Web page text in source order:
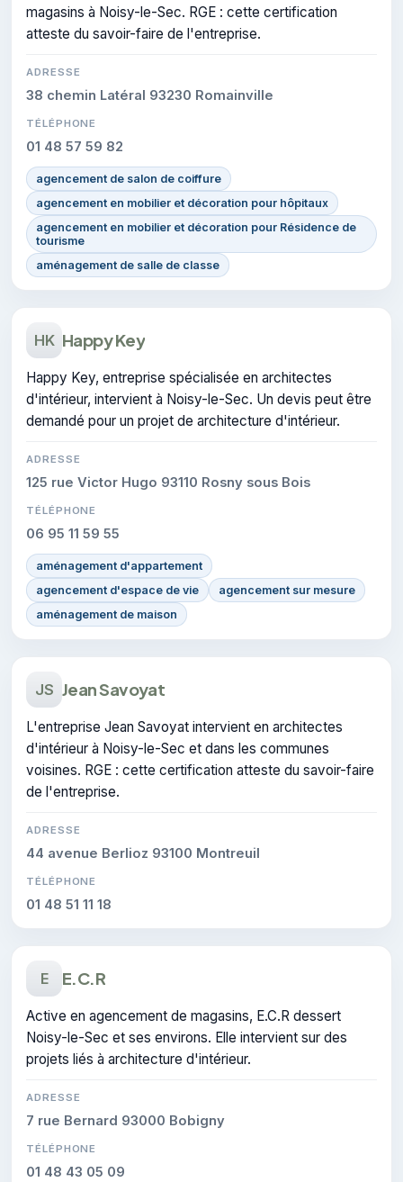
magasins à Noisy-le-Sec. RGE : cette certification
atteste du savoir-faire de l'entreprise.
ADRESSE
38 chemin Latéral 93230 Romainville
TÉLÉPHONE
01 48 57 59 82
agencement de salon de coiffure
agencement en mobilier et décoration pour hôpitaux
agencement en mobilier et décoration pour Résidence de
tourisme
aménagement de salle de classe
HK Happy Key
Happy Key, entreprise spécialisée en architectes
d'intérieur, intervient à Noisy-le-Sec. Un devis peut être
demandé pour un projet de architecture d'intérieur.
ADRESSE
125 rue Victor Hugo 93110 Rosny sous Bois
TÉLÉPHONE
06 95 11 59 55
aménagement d'appartement
agencement d'espace de vie
agencement sur mesure
aménagement de maison
JS Jean Savoyat
L'entreprise Jean Savoyat intervient en architectes
d'intérieur à Noisy-le-Sec et dans les communes
voisines. RGE : cette certification atteste du savoir-faire
de l'entreprise.
ADRESSE
44 avenue Berlioz 93100 Montreuil
TÉLÉPHONE
01 48 51 11 18
E E.C.R
Active en agencement de magasins, E.C.R dessert
Noisy-le-Sec et ses environs. Elle intervient sur des
projets liés à architecture d'intérieur.
ADRESSE
7 rue Bernard 93000 Bobigny
TÉLÉPHONE
01 48 43 05 09